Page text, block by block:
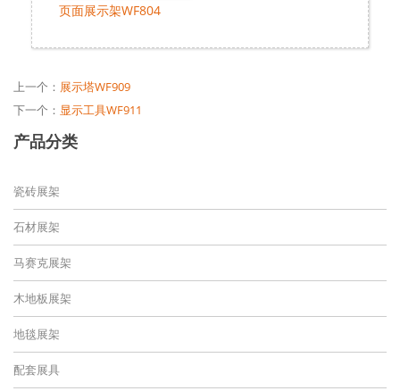
页面展示架WF804
上一个： 展示塔WF909
下一个： 显示工具WF911
产品分类
瓷砖展架
石材展架
马赛克展架
木地板展架
地毯展架
配套展具